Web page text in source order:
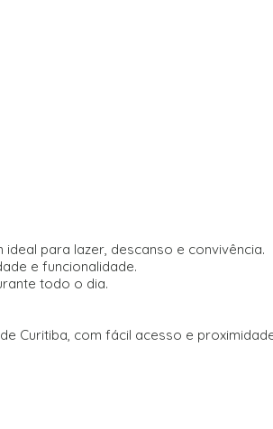
para lazer, descanso e convivência.
e funcionalidade.
todo o dia.
Curitiba, com fácil acesso e